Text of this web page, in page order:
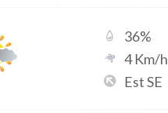
36%
4Km/h
Est SE